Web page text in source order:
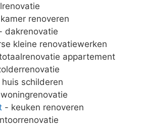
renoveren
dakrenovatie
kleine renovatiewerken
appartement
schilderen
- keuken renoveren